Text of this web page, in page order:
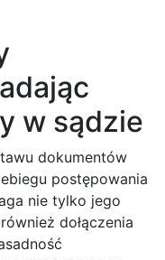
w sądzie
dokumentów
postępowania
nie tylko jego
dołączenia